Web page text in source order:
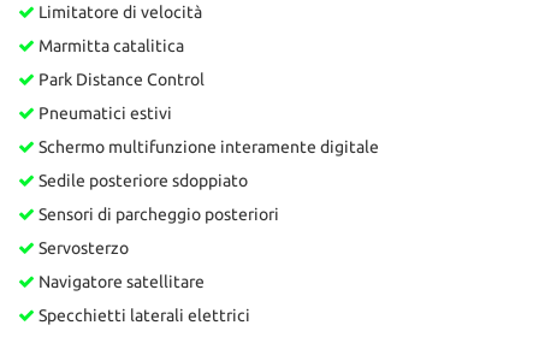
Limitatore di velocità
Marmitta catalitica
Park Distance Control
Pneumatici estivi
Schermo multifunzione interamente digitale
Sedile posteriore sdoppiato
Sensori di parcheggio posteriori
Servosterzo
Navigatore satellitare
Specchietti laterali elettrici